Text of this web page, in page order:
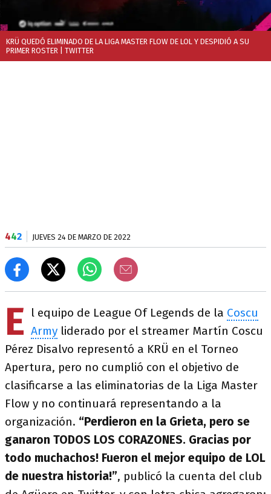
KRÜ QUEDÓ ELIMINADO DE LA LIGA MASTER FLOW DE LOL Y DESPIDIÓ A SU
PRIMER ROSTER | TWITTER
442 JUEVES 24 DE MARZO DE 2022
E l equipo de League Of Legends de la Coscu
Army liderado por el streamer Martín Coscu
Pérez Disalvo representó a KRÜ en el Torneo
Apertura, pero no cumplió con el objetivo de
clasificarse a las eliminatorias de la Liga Master
Flow y no continuará representando a la
organización. “Perdieron en la Grieta, pero se
ganaron TODOS LOS CORAZONES. Gracias por
todo muchachos! Fueron el mejor equipo de LOL
de nuestra historia!”, publicó la cuenta del club